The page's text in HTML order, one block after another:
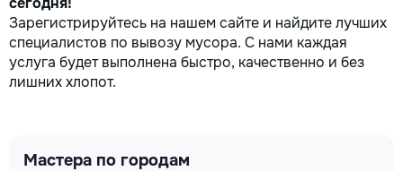
Зарегистрируйтесь на нашем сайте и найдите лучших
специалистов по вывозу мусора. С нами каждая
услуга будет выполнена быстро, качественно и без
лишних хлопот.
Мастера по городам